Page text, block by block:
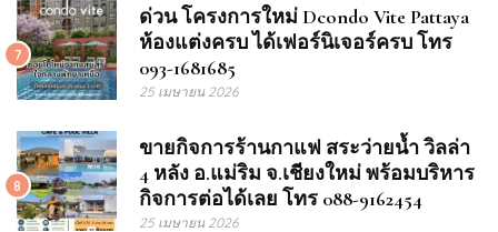
7
ด่วน โครงการใหม่ Dcondo Vite Pattaya
ห้องแต่งครบ ได้เฟอร์นิเจอร์ครบ โทร
093-1681685
25 เมษายน 2026
8
ขายกิจการร้านกาแฟ สระว่ายน้ำ วิลล่า
4 หลัง อ.แม่ริม จ.เชียงใหม่ พร้อมบริหาร
กิจการต่อได้เลย โทร 088-9162454
25 เมษายน 2026